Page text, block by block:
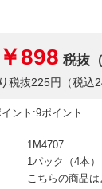
￥898 税抜
税抜225円（税込
ント:9ポイント
1M4707
1パック（4本）
こちらの商品